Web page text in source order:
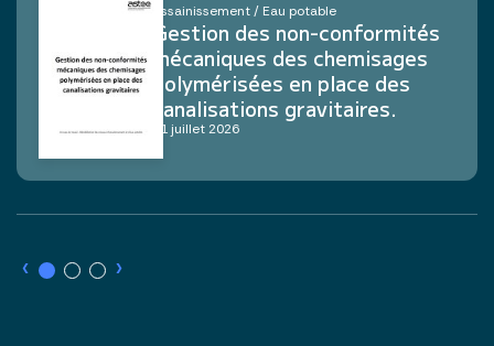
Assainissement / Eau potable
Gestion des non-conformités
mécaniques des chemisages
polymérisées en place des
canalisations gravitaires.
21 juillet 2026
› ›